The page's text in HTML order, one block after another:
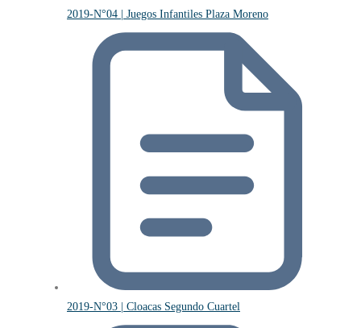
2019-N°04 | Juegos Infantiles Plaza Moreno
2019-N°03 | Cloacas Segundo Cuartel